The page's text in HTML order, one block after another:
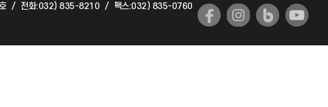
국제교류과
/ 전화:032) 835-8210 / 팩스:032) 835-0760